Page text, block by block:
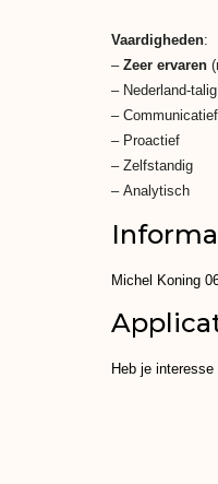
Vaardigheden:
– Zeer ervaren
– Nederland-talig
– Communicatief
– Proactief
– Zelfstandig
– Analytisch
Michel Koning
Heb je